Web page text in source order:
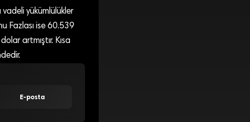
vadeli yükümlülükler
Fazlası ise 60.539
artmıştır. Kısa
E-posta